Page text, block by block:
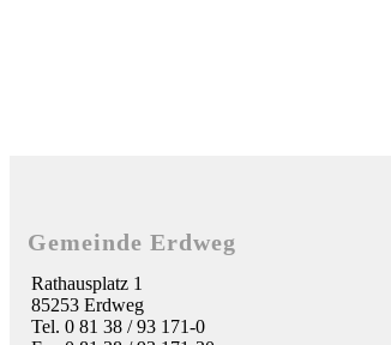
Gemeinde Erdweg
Rathausplatz 1
85253 Erdweg
Tel. 0 81 38 / 93 171-0